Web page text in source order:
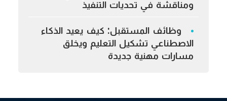
ومناقشة في تحديات التنفيذ
وظائف المستقبل: كيف يعيد الذكاء
الاصطناعي تشكيل التعليم ويخلق
مسارات مهنية جديدة